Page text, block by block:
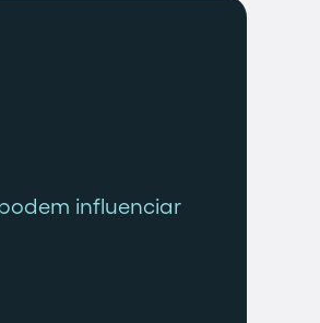
influenciar